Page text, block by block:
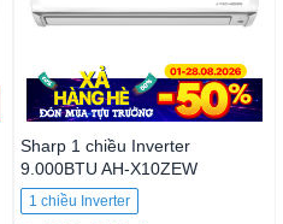
Sharp 1 chiều Inverter
9.000BTU AH-X10ZEW
1 chiều Inverter